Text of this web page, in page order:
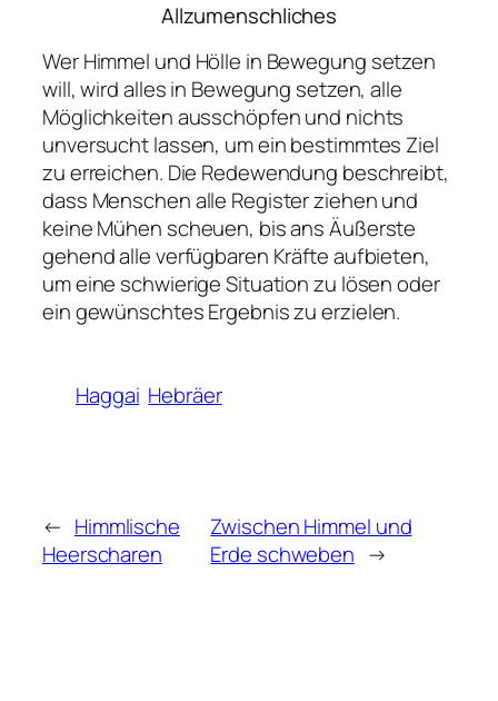
Allzumenschliches
Wer Himmel und Hölle in Bewegung setzen
will, wird alles in Bewegung setzen, alle
Möglichkeiten ausschöpfen und nichts
unversucht lassen, um ein bestimmtes Ziel
zu erreichen. Die Redewendung beschreibt,
dass Menschen alle Register ziehen und
keine Mühen scheuen, bis ans Äußerste
gehend alle verfügbaren Kräfte aufbieten,
um eine schwierige Situation zu lösen oder
ein gewünschtes Ergebnis zu erzielen.
Haggai Hebräer
← Himmlische
Heerscharen
Zwischen Himmel und
Erde schweben →